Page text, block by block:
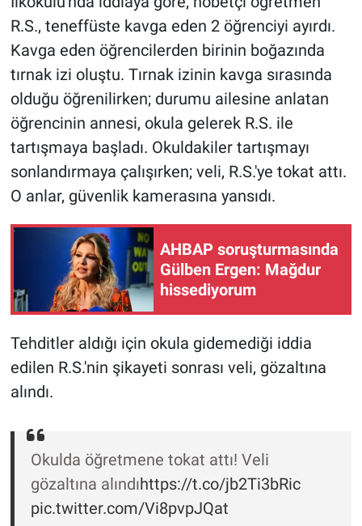
R.S., teneffüste kavga eden 2 öğrenciyi ayırdı.
Kavga eden öğrencilerden birinin boğazında
tırnak izi oluştu. Tırnak izinin kavga sırasında
olduğu öğrenilirken; durumu ailesine anlatan
öğrencinin annesi, okula gelerek R.S. ile
tartışmaya başladı. Okuldakiler tartışmayı
sonlandırmaya çalışırken; veli, R.S.'ye tokat attı.
O anlar, güvenlik kamerasına yansıdı.
AHBAP soruşturmasında
Gülben Ergen: Mağdur
hissediyorum
Tehditler aldığı için okula gidemediği iddia
edilen R.S.'nin şikayeti sonrası veli, gözaltına
alındı.
Okulda öğretmene tokat attı! Veli
gözaltına alındıhttps://t.co/jb2Ti3bRic
pic.twitter.com/Vi8pvpJQat
Günün görüntüsü
Haber
İlan
Kimdir
Koronavirüs
Kültür Sanat
Nedir
Programlar
Sağlık